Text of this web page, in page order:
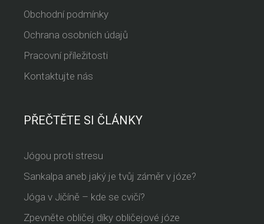
Obchodní podmínky
Ochrana osobních údajů
Pracovní příležitosti
Kontaktujte nás
PŘEČTĚTE SI ČLÁNKY
Jógou proti stresu
Sankalpa aneb jaký je tvůj záměr v józe?
Jóga v Jičíně – kde se cvičí?
Zpevněte obličej díky obličejové józe